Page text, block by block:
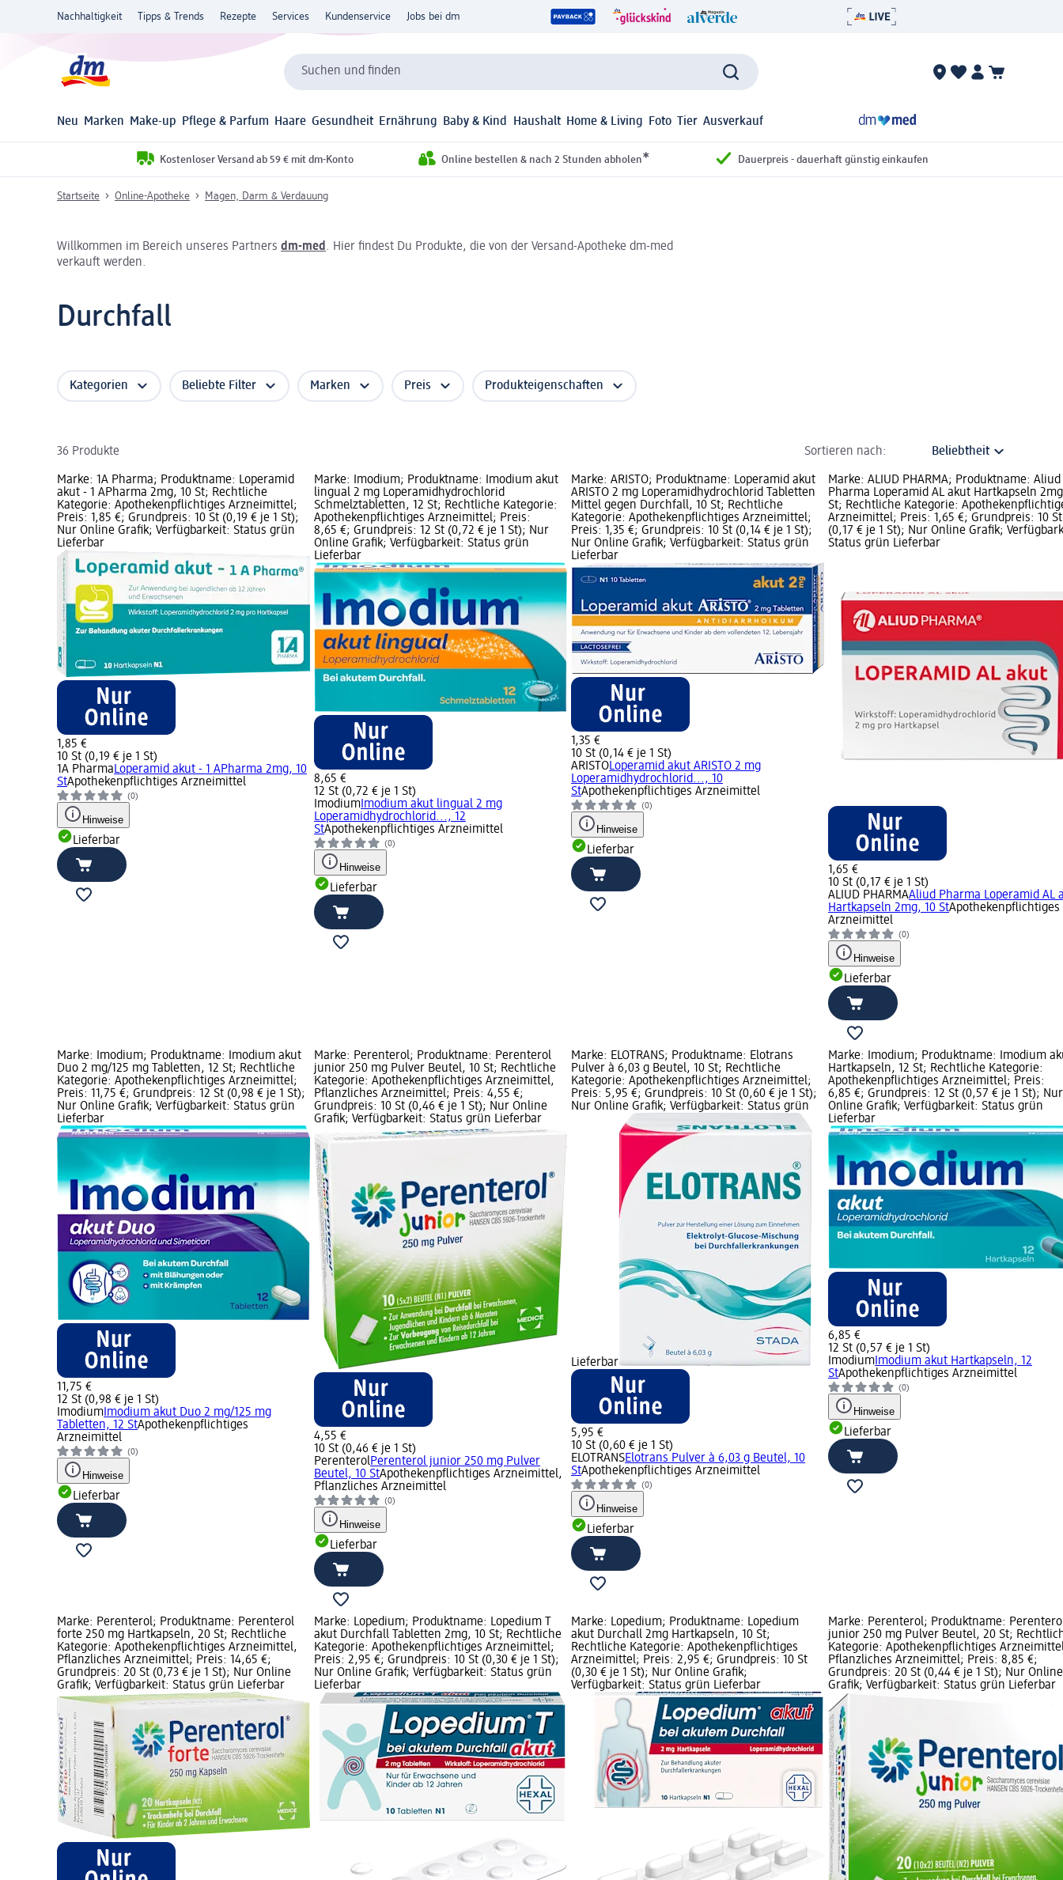
Nachhaltigkeit Tipps & Trends Rezepte Services Kundenservice Jobs bei dm
Suchen und finden
Neu Marken Make-up Pflege & Parfum Haare Gesundheit Ernährung Baby & Kind Haushalt Home & Living Foto Tier Ausverkauf
Kostenloser Versand ab 59 € mit dm-Konto Online bestellen & nach 2 Stunden abholen* Dauerpreis - dauerhaft günstig einkaufen
Startseite Online-Apotheke Magen, Darm & Verdauung
Willkommen im Bereich unseres Partners dm-med . Hier findest Du Produkte, die von der Versand-Apotheke dm-med
verkauft werden.
Durchfall
Kategorien Beliebte Filter Marken Preis Produkteigenschaften
36 Produkte Sortieren nach:
Marke: 1A Pharma; Produktname: Loperamid
akut - 1 APharma 2mg, 10 St; Rechtliche
Kategorie: Apothekenpflichtiges Arzneimittel;
Preis: 1,85 €; Grundpreis: 10 St (0,19 € je 1 St);
Nur Online Grafik; Verfügbarkeit: Status grün
Lieferbar
1,85 €
10 St (0,19 € je 1 St)
1A PharmaLoperamid akut - 1 APharma 2mg, 10
StApothekenpflichtiges Arzneimittel
(0)
Hinweise
Lieferbar
Marke: Imodium; Produktname: Imodium akut
lingual 2 mg Loperamidhydrochlorid
Schmelztabletten, 12 St; Rechtliche Kategorie:
Apothekenpflichtiges Arzneimittel; Preis:
8,65 €; Grundpreis: 12 St (0,72 € je 1 St); Nur
Online Grafik; Verfügbarkeit: Status grün
Lieferbar
8,65 €
12 St (0,72 € je 1 St)
Imodium Imodium akut lingual 2 mg
Loperamidhydrochlorid..., 12
StApothekenpflichtiges Arzneimittel
(0)
Hinweise
Lieferbar
Marke: ARISTO; Produktname: Loperamid akut
ARISTO 2 mg Loperamidhydrochlorid Tabletten
Mittel gegen Durchfall, 10 St; Rechtliche
Kategorie: Apothekenpflichtiges Arzneimittel;
Preis: 1,35 €; Grundpreis: 10 St (0,14 € je 1 St);
Nur Online Grafik; Verfügbarkeit: Status grün
Lieferbar
1,35 €
10 St (0,14 € je 1 St)
ARISTOLoperamid akut ARISTO 2 mg
Loperamidhydrochlorid..., 10
StApothekenpflichtiges Arzneimittel
(0)
Hinweise
Lieferbar
Marke: ALIUD PHARMA; Produktname: Aliud
Pharma Loperamid AL akut Hartkapseln
St; Rechtliche Kategorie:
Arzneimittel; Preis: 1,65 €; Grundpreis: 10 St
(0,17 € je 1 St); Nur Online Grafik;
Status grün Lieferbar
1,65 €
10 St (0,17 € je 1 St)
ALIUD PHARMAAliud Pharma Loperamid AL
Hartkapseln 2mg, 10 StApothekenpflichtiges
Arzneimittel
(0)
Hinweise
Lieferbar
Marke: Imodium; Produktname: Imodium akut
Duo 2 mg/125 mg Tabletten, 12 St; Rechtliche
Kategorie: Apothekenpflichtiges Arzneimittel;
Preis: 11,75 €; Grundpreis: 12 St (0,98 € je 1 St);
Nur Online Grafik; Verfügbarkeit: Status grün
Lieferbar
11,75 €
12 St (0,98 € je 1 St)
Imodium Imodium akut Duo 2 mg/125 mg
Tabletten, 12 StApothekenpflichtiges
Arzneimittel
(0)
Hinweise
Lieferbar
Marke: Perenterol; Produktname: Perenterol
junior 250 mg Pulver Beutel, 10 St; Rechtliche
Kategorie: Apothekenpflichtiges Arzneimittel,
Pflanzliches Arzneimittel; Preis: 4,55 €;
Grundpreis: 10 St (0,46 € je 1 St); Nur Online
Grafik; Verfügbarkeit: Status grün Lieferbar
4,55 €
10 St (0,46 € je 1 St)
PerenterolPerenterol junior 250 mg Pulver
Beutel, 10 StApothekenpflichtiges Arzneimittel,
Pflanzliches Arzneimittel
(0)
Hinweise
Lieferbar
Marke: ELOTRANS; Produktname: Elotrans
Pulver à 6,03 g Beutel, 10 St; Rechtliche
Kategorie: Apothekenpflichtiges Arzneimittel;
Preis: 5,95 €; Grundpreis: 10 St (0,60 € je 1 St);
Nur Online Grafik; Verfügbarkeit: Status grün
Lieferbar
5,95 €
10 St (0,60 € je 1 St)
ELOTRANSElotrans Pulver à 6,03 g Beutel, 10
StApothekenpflichtiges Arzneimittel
(0)
Hinweise
Lieferbar
Marke: Imodium; Produktname: Imodium
Hartkapseln, 12 St; Rechtliche Kategorie:
Apothekenpflichtiges Arzneimittel; Preis:
6,85 €; Grundpreis: 12 St (0,57 € je 1 St); Nur
Online Grafik; Verfügbarkeit: Status grün
Lieferbar
6,85 €
12 St (0,57 € je 1 St)
Imodium Imodium akut Hartkapseln, 12
StApothekenpflichtiges Arzneimittel
(0)
Hinweise
Lieferbar
Marke: Perenterol; Produktname: Perenterol
forte 250 mg Hartkapseln, 20 St; Rechtliche
Kategorie: Apothekenpflichtiges Arzneimittel,
Pflanzliches Arzneimittel; Preis: 14,65 €;
Grundpreis: 20 St (0,73 € je 1 St); Nur Online
Grafik; Verfügbarkeit: Status grün Lieferbar
Marke: Lopedium; Produktname: Lopedium T
akut Durchfall Tabletten 2mg, 10 St; Rechtliche
Kategorie: Apothekenpflichtiges Arzneimittel;
Preis: 2,95 €; Grundpreis: 10 St (0,30 € je 1 St);
Nur Online Grafik; Verfügbarkeit: Status grün
Lieferbar
Marke: Lopedium; Produktname: Lopedium
akut Durchall 2mg Hartkapseln, 10 St;
Rechtliche Kategorie: Apothekenpflichtiges
Arzneimittel; Preis: 2,95 €; Grundpreis: 10 St
(0,30 € je 1 St); Nur Online Grafik;
Verfügbarkeit: Status grün Lieferbar
Marke: Perenterol; Produktname:
junior 250 mg Pulver Beutel, 20 St;
Kategorie: Apothekenpflichtiges
Pflanzliches Arzneimittel; Preis: 8,85 €;
Grundpreis: 20 St (0,44 € je 1 St); Nur Online
Grafik; Verfügbarkeit: Status grün Lieferbar